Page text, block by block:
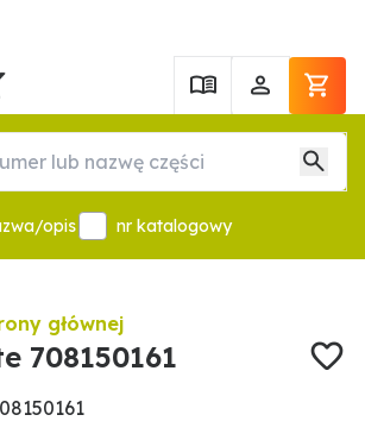
opis nr katalogowy
głównej
708150161